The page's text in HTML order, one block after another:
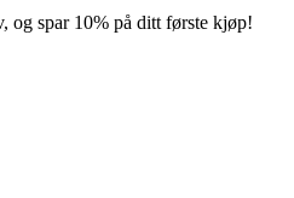
og spar 10% på ditt første kjøp!